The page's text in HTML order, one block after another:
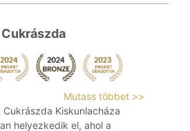
Mutass többet >>
Cukrászda Kiskunlacháza
helyezkedik el, ahol a